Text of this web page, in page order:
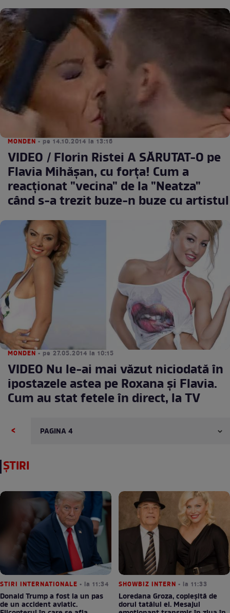
MONDEN • pe 14.10.2014 la 13:16
VIDEO / Florin Ristei A SĂRUTAT-O pe
Flavia Mihăşan, cu forţa! Cum a
reacţionat "vecina" de la "Neatza"
când s-a trezit buze-n buze cu artistul
MONDEN • pe 27.05.2014 la 10:15
VIDEO Nu le-ai mai văzut niciodată în
ipostazele astea pe Roxana şi Flavia.
Cum au stat fetele în direct, la TV
<
ȘTIRI
STIRI INTERNATIONALE • la 11:34
Donald Trump a fost la un pas
de un accident aviatic.
SHOWBIZ INTERN • la 11:33
Loredana Groza, copleșită de
dorul tatălui ei. Mesajul